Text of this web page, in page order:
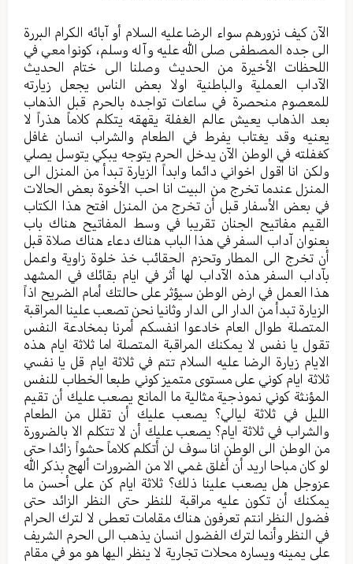
الآن كيف نزورهم سواء الرضا عليه السلام أو آبائه الكرام البررة
الى جده المصطفى صلى الله عليه وآله وسلم، كونوا معي في
اللحظات الأخيرة من الحديث وصلنا الى ختام الحديث
الآداب العملية والباطنية اولا بعض الناس يجعل زيارته
للمعصوم منحصرة في ساعات تواجده بالحرم قبل الذهاب
بعد الذهاب يعيش عالم الغفلة يقهقه يتكلم كلاماً هذراً لا
يعنيه وقد يغتاب يفرط في الطعام والشراب انسان غافل
كغفلته في الوطن الآن يدخل الحرم يتوجه يبكي يتوسل يصلي
ولكن انا اقول اخواني دائما وابداً الزيارة تبدأ من المنزل الى
المنزل عندما تخرج من البيت انا احب الأخوة بعض الحالات
في بعض الأسفار قبل أن تخرج من المنزل افتح هذا الكتاب
القيم مفاتيح الجنان تقريبا في وسط المفاتيح هناك باب
بعنوان آداب السفر في هذا الباب هناك دعاء هناك صلاة قبل
أن تخرج الى المطار وتحزم الحقائب خذ خلوة زاوية واعمل
بآداب السفر هذه الآداب لها أثر في ايام بقائك في المشهد
هذا العمل في ارض الوطن سيؤثر على حالتك أمام الضريح اذاً
الزيارة تبدأ من الدار الى الدار وثانيا نحن تصعب علينا المراقبة
المتصلة طوال العام خادعوا انفسكم أمرنا بمخادعة النفس
تقول يا نفس لا يمكنك المراقبة المتصلة اما ثلاثة ايام هذه
الايام زيارة الرضا عليه السلام تتم في ثلاثة ايام قل يا نفسي
ثلاثة ايام كوني على مستوى متميز كوني طبعا الخطاب للنفس
المؤنثة كوني نموذجية مثالية ما المانع يصعب عليك أن تقيم
الليل في ثلاثة ليالي؟ يصعب عليك أن تقلل من الطعام
والشراب في ثلاثة ايام؟ يصعب عليك أن لا تتكلم الا بالضرورة
من الوطن الى الوطن انا سوف لن أتكلم كلاماً حشواً زائدا حتى
لو كان مباحا اريد أن أغلق غمي الا من الضرورات ألهج بذكر الله
عزوجل هل يصعب علينا ذلك؟ ثلاثة ايام كن على أحسن ما
يمكنك أن تكون عليه مراقبة للنظر حتى النظر الزائد حتى
فضول النظر انتم تعرفون هناك مقامات تعطى لا لترك الحرام
في النظر وأنما لترك الفضول انسان يذهب الى الحرم الشريف
على يمينه ويساره محلات تجارية لا ينظر اليها هو مو في مقام